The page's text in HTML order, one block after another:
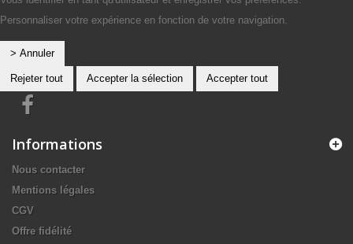
Personnaliser votre expérience en fonction de votre navigation.
> Annuler
Rejeter tout Accepter la sélection Accepter tout
Informations
Nous contacter
Mentions légales
CGV
Offre fidélité